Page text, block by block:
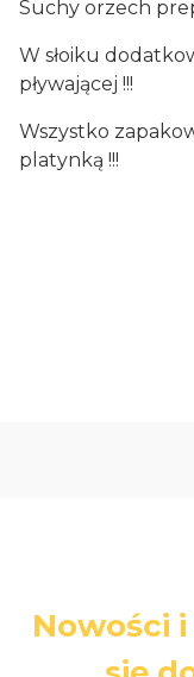
Suchy orzech
W słoiku
pływającej !!!
Wszystko
platynką !!!
Nowości i